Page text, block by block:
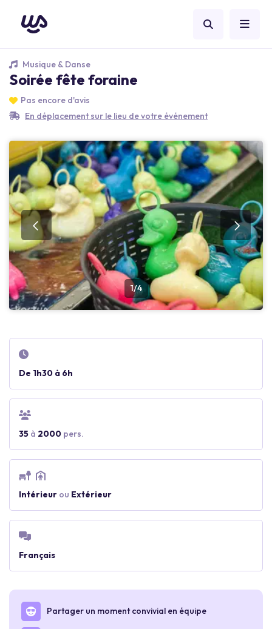
Musique & Danse
Soirée fête foraine
Pas encore d'avis
En déplacement sur le lieu de votre événement
1/4
De 1h30 à 6h
35 à 2000 pers.
Intérieur ou Extérieur
Français
Partager un moment convivial en équipe